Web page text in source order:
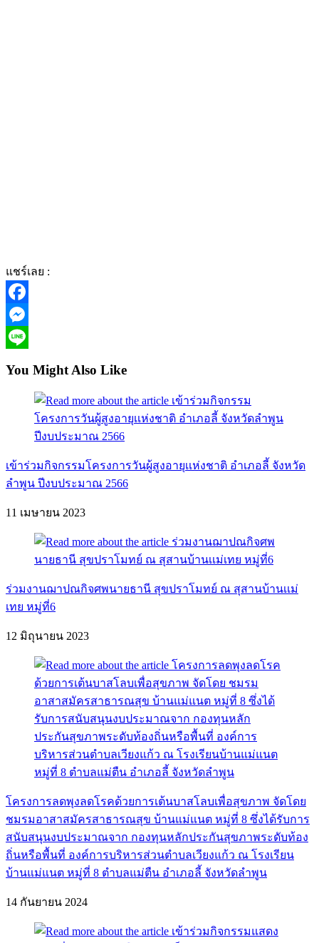
แชร์เลย :
Facebook
Messenger
You Might Also Like
เข้าร่วมกิจกรรมโครงการวันผู้สูงอายุเเห่งชาติ อำเภอลี้ จังหวัด
ลำพูน ปีงบประมาณ 2566
11 เมษายน 2023
ร่วมงานฌาปณกิจศพนายธานี สุขปราโมทย์ ณ สุสานบ้านเเม่
เทย หมู่ที่6
12 มิถุนายน 2023
โครงการลดพุงลดโรคด้วยการเต้นบาสโลบเพื่อสุขภาพ จัดโดย
ชมรมอาสาสมัครสาธารณสุข บ้านแม่แนต หมู่ที่ 8 ซึ่งได้รับการ
สนับสนุนงบประมาณจาก กองทุนหลักประกันสุขภาพระดับท้อง
ถิ่นหรือพื้นที่ องค์การบริหารส่วนตำบลเวียงแก้ว ณ โรงเรียน
บ้านแม่แนต หมู่ที่ 8 ตำบลแม่ตืน อำเภอลี้ จังหวัดลำพูน
14 กันยายน 2024